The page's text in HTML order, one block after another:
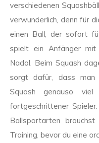
verschiedenen
verwunderlich, denn für
einen Ball, der sofort
spielt ein Anfänger
Nadal. Beim Squash
sorgt dafür, dass
Squash genauso
fortgeschrittener
Ballsportarten
Training, bevor du eine